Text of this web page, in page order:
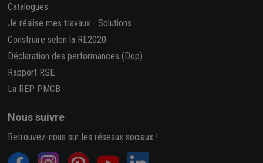
Catalogues
Je réalise mes travaux - Solutions
Construire selon la RE2020
Déclaration des performances (Dop)
Rapport RSE
La REP PMCB
Nous suivre
Retrouvez-nous sur les réseaux sociaux !